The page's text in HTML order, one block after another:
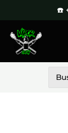
contenido
☎️
por: